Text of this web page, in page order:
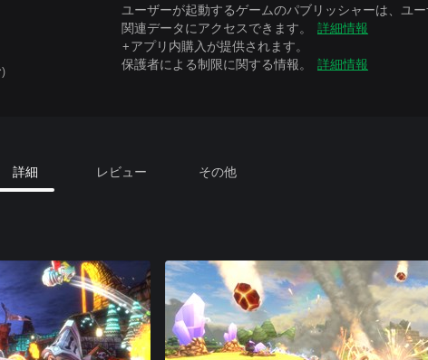
ユーザーが起動するゲームのパブリッシャーは、ユ
関連データにアクセスできます。
詳細情報
+アプリ内購入が提供されます。
保護者による制限に関する情報。
詳細情報
詳細 レビュー その他